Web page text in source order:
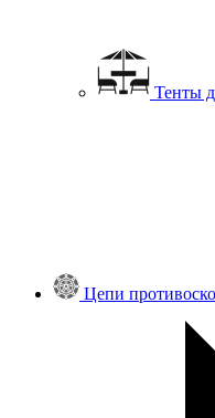
Тенты
Цепи